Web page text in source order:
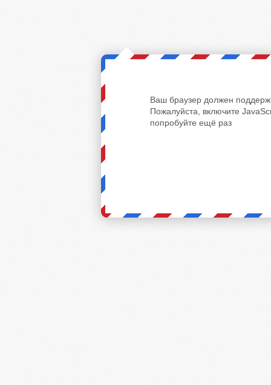
Ваш браузер должен
Пожалуйста, включите
попробуйте ещё раз